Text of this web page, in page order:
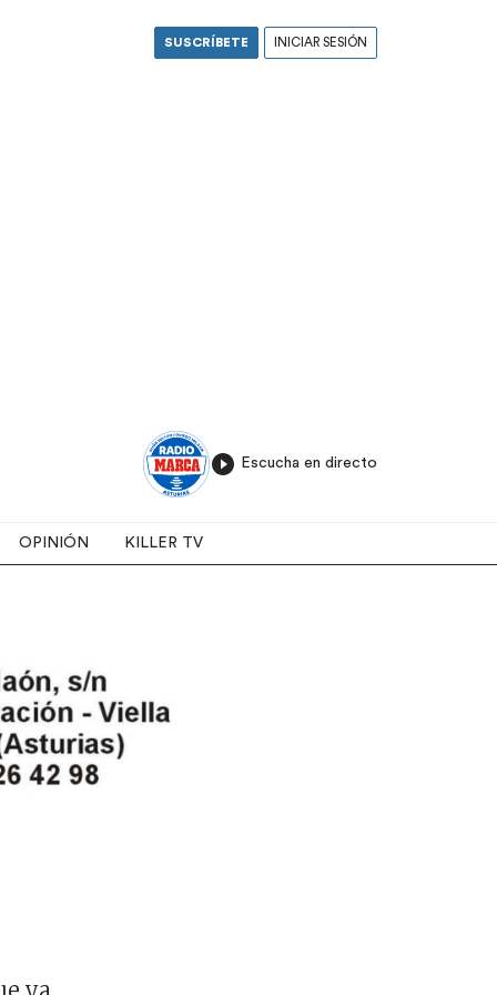
SUSCRÍBETE INICIAR SESIÓN
Escucha en directo
OPINIÓN KILLER TV